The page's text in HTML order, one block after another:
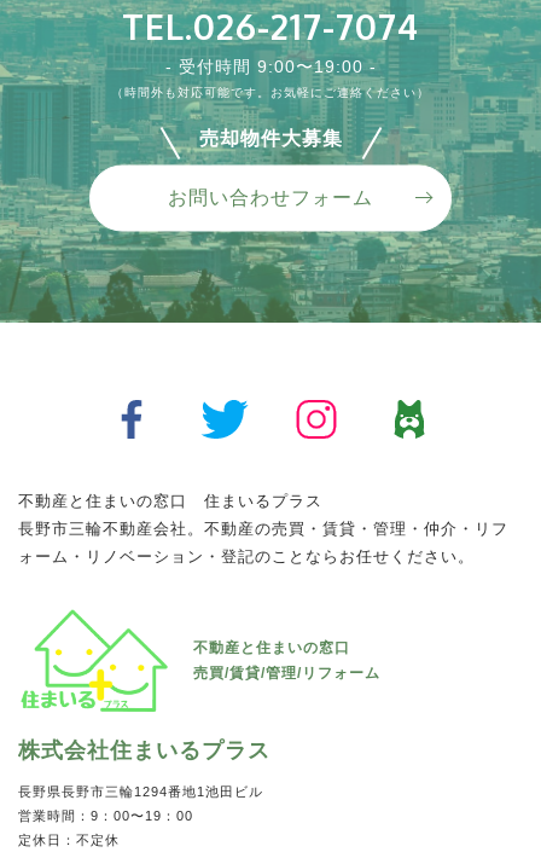
TEL.026-217-7074
- 受付時間 9:00〜19:00 -
（時間外も対応可能です。お気軽にご連絡ください）
売却物件大募集
お問い合わせフォーム
不動産と住まいの窓口 住まいるプラス
長野市三輪不動産会社。不動産の売買・賃貸・管理・仲介・リフ
ォーム・リノベーション・登記のことならお任せください。
不動産と住まいの窓口
売買/賃貸/管理/リフォーム
株式会社住まいるプラス
長野県長野市三輪1294番地1池田ビル
営業時間：9：00〜19：00
定休日：不定休